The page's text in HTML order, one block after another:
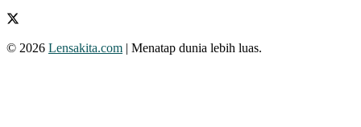
© 2026 Lensakita.com | Menatap dunia lebih luas.